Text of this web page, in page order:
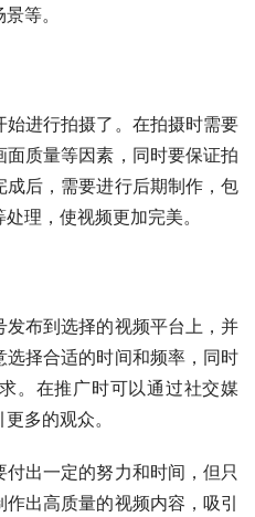
等。
进行拍摄了。在拍摄时需要
质量等因素，同时要保证拍
后，需要进行后期制作，包
理，使视频更加完美。
布到选择的视频平台上，并
择合适的时间和频率，同时
。在推广时可以通过社交媒
多的观众。
出一定的努力和时间，但只
出高质量的视频内容，吸引